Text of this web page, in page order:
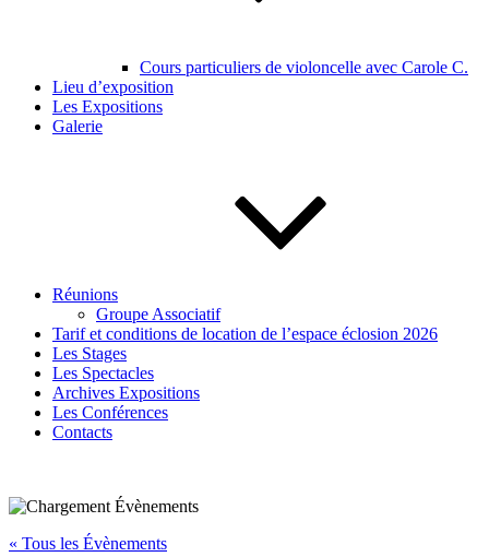
Cours particuliers de violoncelle avec Carole C.
Lieu d’exposition
Les Expositions
Galerie
Réunions
Groupe Associatif
Tarif et conditions de location de l’espace éclosion 2026
Les Stages
Les Spectacles
Archives Expositions
Les Conférences
Contacts
« Tous les Évènements